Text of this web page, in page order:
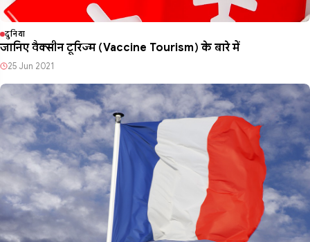
दुनिया
जानिए वैक्सीन टूरिज्म (Vaccine Tourism) के बारे में
25 Jun 2021